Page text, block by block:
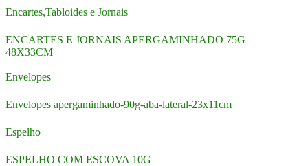
Encartes,Tabloides e Jornais
ENCARTES E JORNAIS APERGAMINHADO 75G
48X33CM
Envelopes
Envelopes apergaminhado-90g-aba-lateral-23x11cm
Espelho
ESPELHO COM ESCOVA 10G